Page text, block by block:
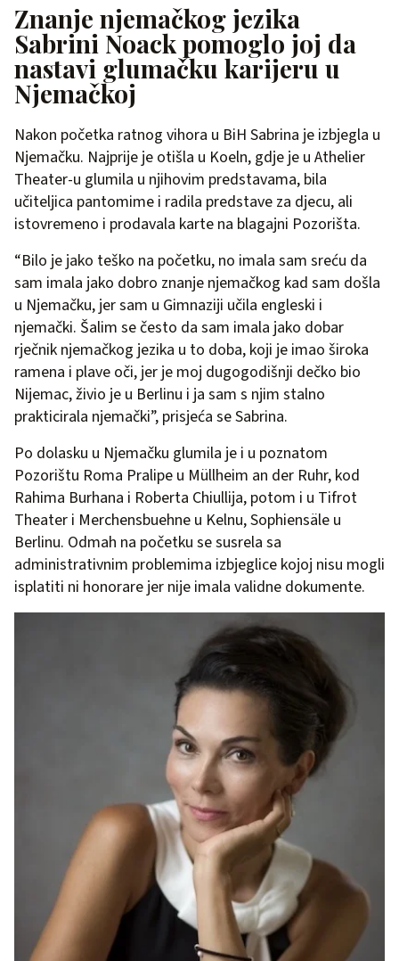
Znanje njemačkog jezika
Sabrini Noack pomoglo joj da
nastavi glumačku karijeru u
Njemačkoj
Nakon početka ratnog vihora u BiH Sabrina je izbjegla u
Njemačku. Najprije je otišla u Koeln, gdje je u Athelier
Theater-u glumila u njihovim predstavama, bila
učiteljica pantomime i radila predstave za djecu, ali
istovremeno i prodavala karte na blagajni Pozorišta.
“Bilo je jako teško na početku, no imala sam sreću da
sam imala jako dobro znanje njemačkog kad sam došla
u Njemačku, jer sam u Gimnaziji učila engleski i
njemački. Šalim se često da sam imala jako dobar
rječnik njemačkog jezika u to doba, koji je imao široka
ramena i plave oči, jer je moj dugogodišnji dečko bio
Nijemac, živio je u Berlinu i ja sam s njim stalno
prakticirala njemački”, prisjeća se Sabrina.
Po dolasku u Njemačku glumila je i u poznatom
Pozorištu Roma Pralipe u Müllheim an der Ruhr, kod
Rahima Burhana i Roberta Chiullija, potom i u Tifrot
Theater i Merchensbuehne u Kelnu, Sophiensäle u
Berlinu. Odmah na početku se susrela sa
administrativnim problemima izbjeglice kojoj nisu mogli
isplatiti ni honorare jer nije imala validne dokumente.